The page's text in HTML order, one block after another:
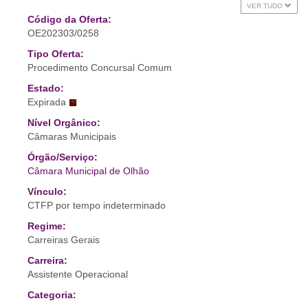
VER TUDO
Código da Oferta:
OE202303/0258
Tipo Oferta:
Procedimento Concursal Comum
Estado:
Expirada
Nível Orgânico:
Câmaras Municipais
Órgão/Serviço:
Câmara Municipal de Olhão
Vínculo:
CTFP por tempo indeterminado
Regime:
Carreiras Gerais
Carreira:
Assistente Operacional
Categoria: